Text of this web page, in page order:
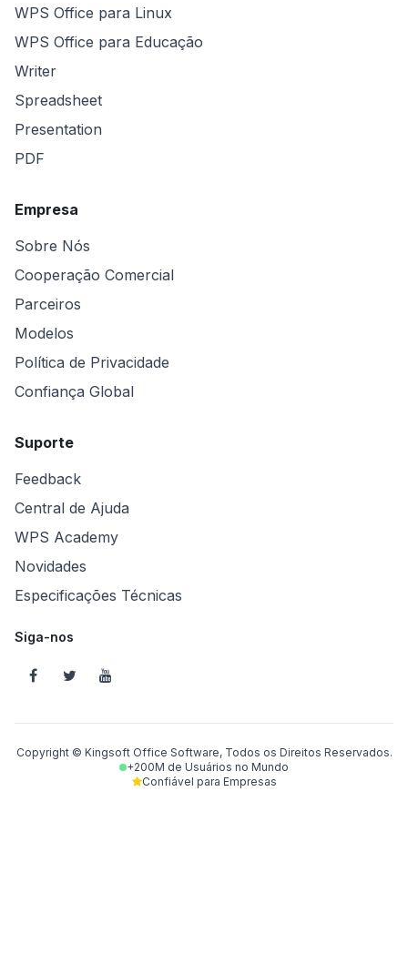
WPS Office para Linux
WPS Office para Educação
Writer
Spreadsheet
Presentation
PDF
Empresa
Sobre Nós
Cooperação Comercial
Parceiros
Modelos
Política de Privacidade
Confiança Global
Suporte
Feedback
Central de Ajuda
WPS Academy
Novidades
Especificações Técnicas
Siga-nos
Copyright © Kingsoft Office Software, Todos os Direitos Reservados.
+200M de Usuários no Mundo
Confiável para Empresas